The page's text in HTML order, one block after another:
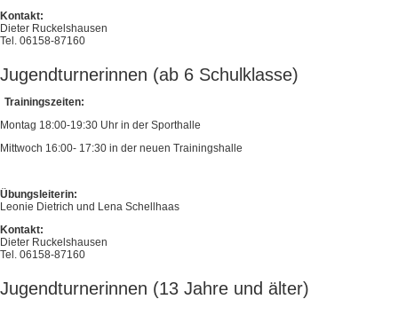
Kontakt:
Dieter Ruckelshausen
Tel. 06158-87160
Jugendturnerinnen (ab 6 Schulklasse)
Trainingszeiten:
Montag 18:00-19:30 Uhr in der Sporthalle
Mittwoch 16:00- 17:30 in der neuen Trainingshalle
Übungsleiterin:
Leonie Dietrich und Lena Schellhaas
Kontakt:
Dieter Ruckelshausen
Tel. 06158-87160
Jugendturnerinnen (13 Jahre und älter)